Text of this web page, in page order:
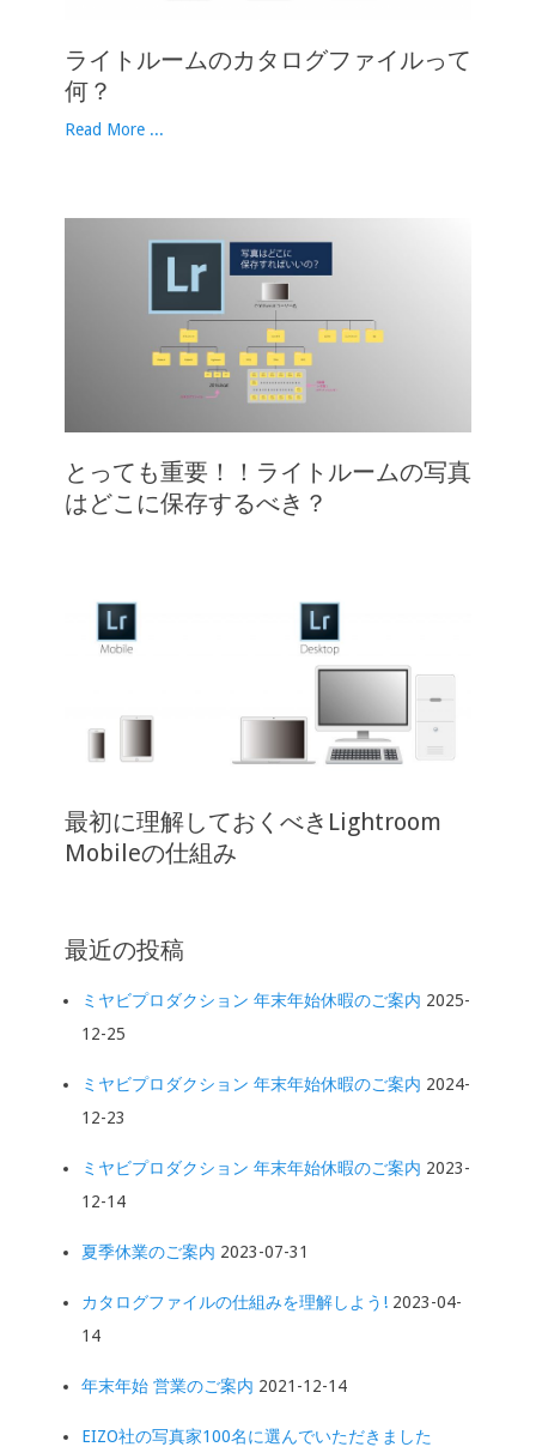
ライトルームのカタログファイルって
何？
Read More ...
とっても重要！！ライトルームの写真
はどこに保存するべき？
最初に理解しておくべきLightroom
Mobileの仕組み
最近の投稿
ミヤビプロダクション 年末年始休暇のご案内 2025-
12-25
ミヤビプロダクション 年末年始休暇のご案内 2024-
12-23
ミヤビプロダクション 年末年始休暇のご案内 2023-
12-14
夏季休業のご案内 2023-07-31
カタログファイルの仕組みを理解しよう! 2023-04-
14
年末年始 営業のご案内 2021-12-14
EIZO社の写真家100名に選んでいただきました